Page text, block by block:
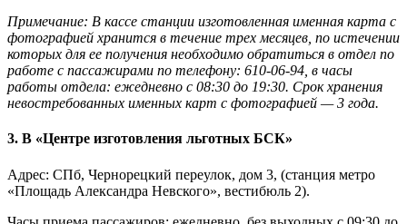
Примечание: В кассе станции изготовленная именная карта с
фотографией хранится в течение трех месяцев, по истечении
которых для ее получения необходимо обратиться в отдел по
работе с пассажирами по телефону: 610-06-94, в часы
работы отдела: ежедневно с 08:30 до 19:30. Срок хранения
невостребованных именных карт с фотографией — 3 года.
3. В «Центре изготовления льготных БСК»
Адрес: СПб, Чернорецкий переулок, дом 3, (станция метро
«Площадь Александра Невского», вестибюль 2).